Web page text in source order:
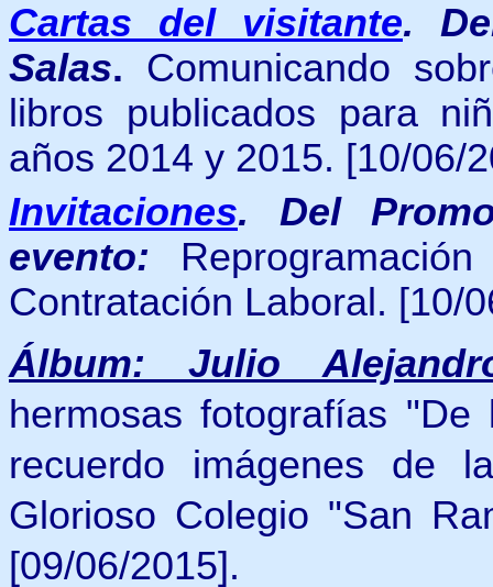
Cartas del visitante.
Salas. Comunicando
libros publicados para
años 2014 y 2015. [10/06/
Invitaciones.
Del
evento:
Contratación Laboral . [10/
Álbum: Julio
hermosas fotografías
recuerdo imágenes de
Glorioso Colegio "San
[09/06/2015].